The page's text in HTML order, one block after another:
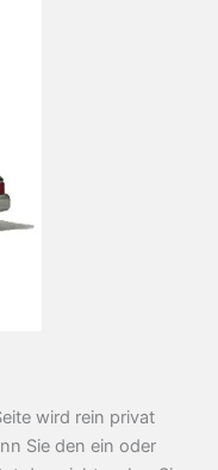
wird rein privat
Sie den ein oder